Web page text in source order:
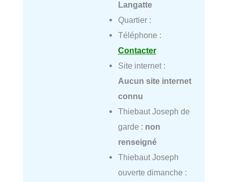
Langatte
Quartier :
Téléphone :
Contacter
Site internet :
Aucun site internet
connu
Thiebaut Joseph de
garde : non
renseigné
Thiebaut Joseph
ouverte dimanche :